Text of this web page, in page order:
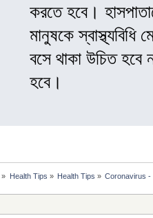
করতে হবে।
মানুষকে
বসে থাকা উচিত হবে
হবে।
» Health Tips » Health Tips » Coronavirus -